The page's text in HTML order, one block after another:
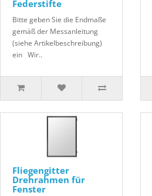
Federstifte
Bitte geben Sie die Endmaße
gemäß der Messanleitung
(siehe Artikelbeschreibung)
ein Wir..
Fliegengitter
Drehrahmen für
Fenster